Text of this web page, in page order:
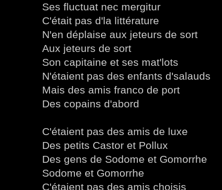
Ses fluctuat nec mergitur
C'était pas d'la littérature
N'en déplaise aux jeteurs de sort
Aux jeteurs de sort
Son capitaine et ses mat'lots
N'étaient pas des enfants d'salauds
Mais des amis franco de port
Des copains d'abord
C'étaient pas des amis de luxe
Des petits Castor et Pollux
Des gens de Sodome et Gomorrhe
Sodome et Gomorrhe
C'étaient pas des amis choisis